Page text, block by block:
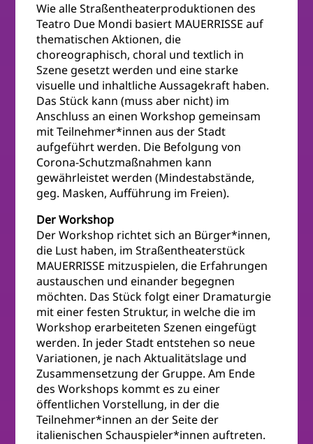
Wie alle Straßentheaterproduktionen des
Teatro Due Mondi basiert MAUERRISSE auf
thematischen Aktionen, die
choreographisch, choral und textlich in
Szene gesetzt werden und eine starke
visuelle und inhaltliche Aussagekraft haben.
Das Stück kann (muss aber nicht) im
Anschluss an einen Workshop gemeinsam
mit Teilnehmer*innen aus der Stadt
aufgeführt werden. Die Befolgung von
Corona-Schutzmaßnahmen kann
gewährleistet werden (Mindestabstände,
geg. Masken, Aufführung im Freien).
Der Workshop
Der Workshop richtet sich an Bürger*innen,
die Lust haben, im Straßentheaterstück
MAUERRISSE mitzuspielen, die Erfahrungen
austauschen und einander begegnen
möchten. Das Stück folgt einer Dramaturgie
mit einer festen Struktur, in welche die im
Workshop erarbeiteten Szenen eingefügt
werden. In jeder Stadt entstehen so neue
Variationen, je nach Aktualitätslage und
Zusammensetzung der Gruppe. Am Ende
des Workshops kommt es zu einer
öffentlichen Vorstellung, in der die
Teilnehmer*innen an der Seite der
italienischen Schauspieler*innen auftreten.